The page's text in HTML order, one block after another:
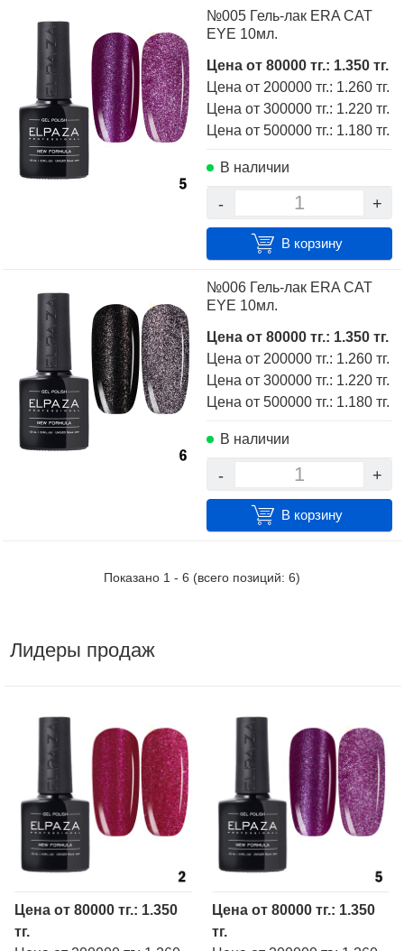
№005 Гель-лак ERA CAT
EYE 10мл.
Цена от 80000 тг.: 1.350 тг.
Цена от 200000 тг.: 1.260 тг.
Цена от 300000 тг.: 1.220 тг.
Цена от 500000 тг.: 1.180 тг.
В наличии
+
-
В корзину
№006 Гель-лак ERA CAT
EYE 10мл.
Цена от 80000 тг.: 1.350 тг.
Цена от 200000 тг.: 1.260 тг.
Цена от 300000 тг.: 1.220 тг.
Цена от 500000 тг.: 1.180 тг.
В наличии
+
-
В корзину
Показано 1 - 6 (всего позиций: 6)
Лидеры продаж
Цена от 80000 тг.: 1.350
тг.
Цена от 80000 тг.: 1.350
тг.